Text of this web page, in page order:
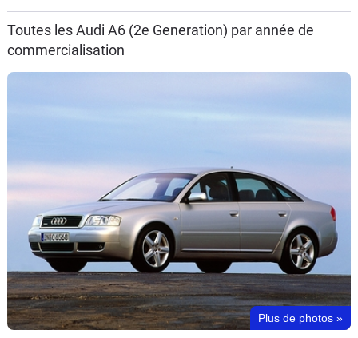
Toutes les Audi A6 (2e Generation) par année de
commercialisation
Plus de photos »